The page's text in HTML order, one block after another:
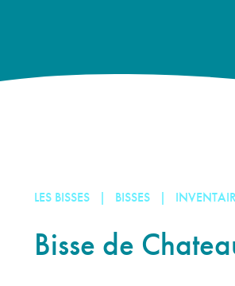
LES BISSES BISSES
Bisse de